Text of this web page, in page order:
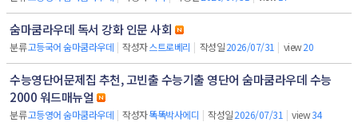
숨마쿰라우데 독서 강화 인문 사회
분류고등국어 숨마쿰라우데 | 작성자스트로베리 | 작성일2026/07/31 | view20
수능영단어문제집 추천, 고빈출 수능기출 영단어 숨마쿰라우데 수능
2000 워드매뉴얼
분류고등영어 숨마쿰라우데 | 작성자똑똑박사에디 | 작성일2026/07/31 | view34